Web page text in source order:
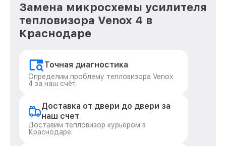
Замена микросхемы усилителя
тепловизора Venox 4 в
Краснодаре
Точная диагностика
Определим проблему тепловизора Venox
4 за наш счёт.
Доставка от двери до двери за
наш счет
Доставим тепловизор курьером в
Краснодаре.